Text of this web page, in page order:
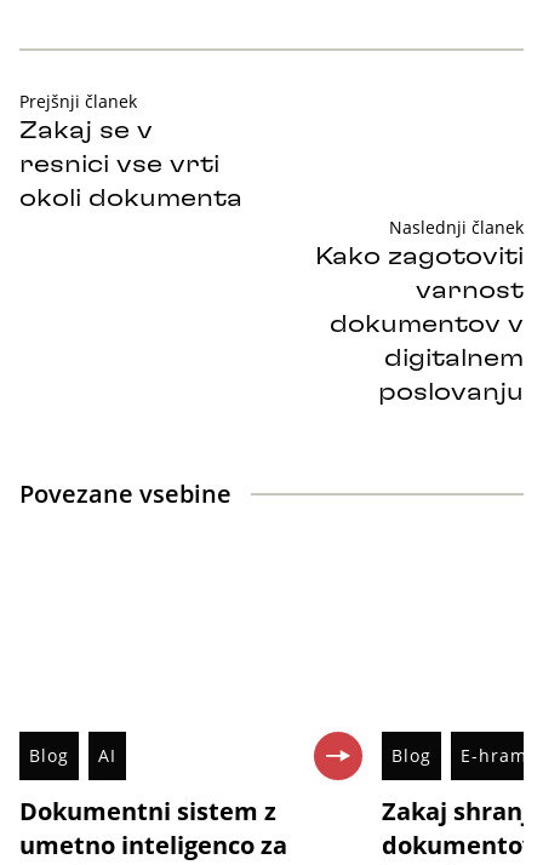
Prejšnji članek
Zakaj se v
resnici vse vrti
okoli dokumenta
Naslednji članek
Kako zagotoviti
varnost
dokumentov v
digitalnem
poslovanju
Povezane vsebine
Blog AI
Dokumentni sistem z
umetno inteligenco za
Blog E-
Zakaj